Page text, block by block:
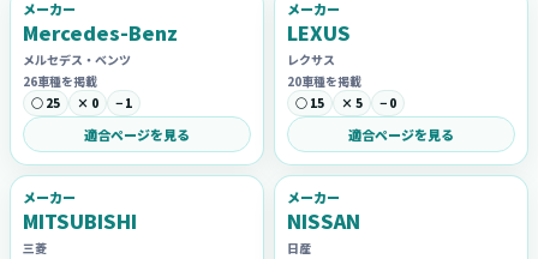
メーカー
Mercedes-Benz
メルセデス・ベンツ
26車種を掲載
○ 25
× 0 − 1
適合ページを見る
メーカー
LEXUS
レクサス
20車種を掲載
○ 15
× 5 − 0
適合ページを見る
メーカー
MITSUBISHI
三菱
メーカー
NISSAN
日産